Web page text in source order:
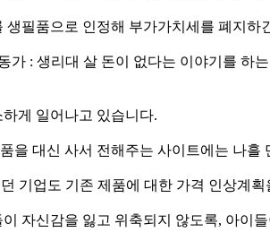
생필품으로 인정해 부가가치세를 폐지
가 : 생리대 살 돈이 없다는 이야기를 하
게 일어나고 있습니다.
을 대신 사서 전해주는 사이트에는 나흘
기업도 기존 제품에 대한 가격 인상계
자신감을 잃고 위축되지 않도록, 아이